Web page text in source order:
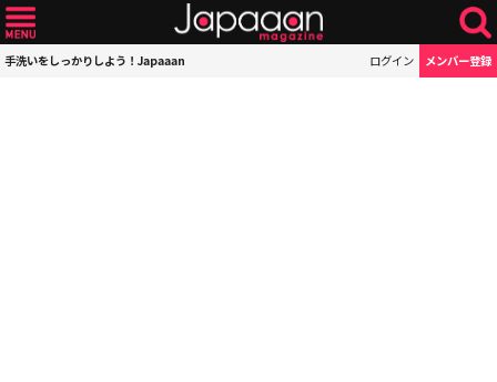
手洗いをしっかりしよう！Japaaan ログイン メンバー登録